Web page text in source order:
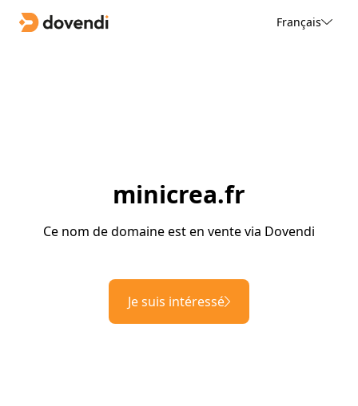
Français
minicrea.fr
Ce nom de domaine est en vente via Dovendi
Je suis intéressé